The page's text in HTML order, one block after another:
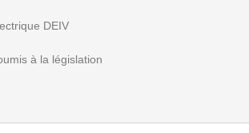
DEIV
à la législation